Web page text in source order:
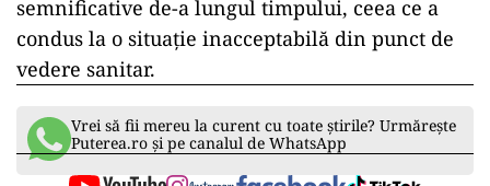
semnificative de-a lungul timpului, ceea ce a
condus la o situație inacceptabilă din punct de
vedere sanitar.
Vrei să fii mereu la curent cu toate știrile? Urmărește
Puterea.ro și pe canalul de WhatsApp